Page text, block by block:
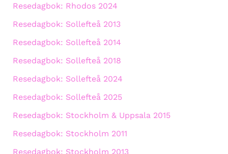
Resedagbok: Rhodos 2024
Resedagbok: Sollefteå 2013
Resedagbok: Sollefteå 2014
Resedagbok: Sollefteå 2018
Resedagbok: Sollefteå 2024
Resedagbok: Sollefteå 2025
Resedagbok: Stockholm & Uppsala 2015
Resedagbok: Stockholm 2011
Resedagbok: Stockholm 2013